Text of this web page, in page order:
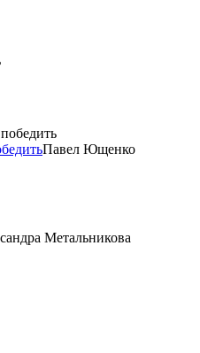
Павел Ющенко
Метальникова